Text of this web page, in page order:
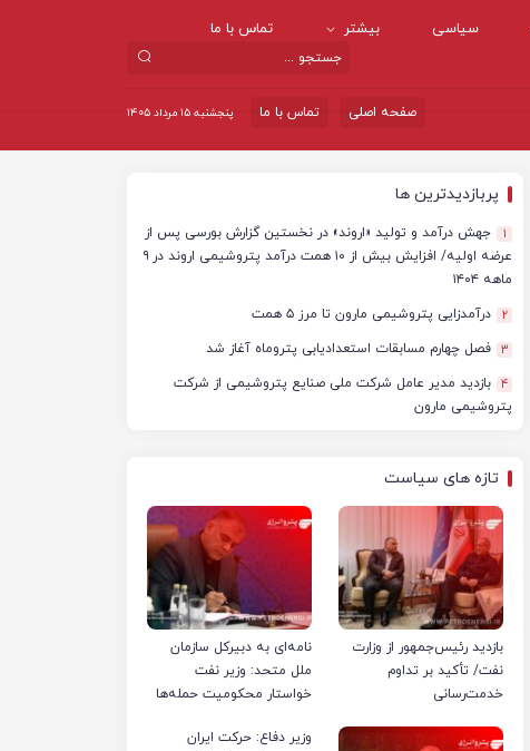
سیاسی بیشتر تماس با ما
پنجشنبه ۱۵ مرداد ۱۴۰۵ تماس با ما
صفحه اصلی
پربازدیدترین ها
1
جهش درآمد و تولید «اروند» در نخستین گزارش بورسی پس از
عرضه اولیه/ افزایش بیش از ۱۰ همت درآمد پتروشیمی اروند در ۹
ماهه ۱۴۰۴
2 درآمدزایی پتروشیمی مارون تا مرز ۵ همت
3 فصل چهارم مسابقات استعدادیابی پتروماه آغاز شد
4 بازدید مدیر عامل شرکت ملی صنایع پتروشیمی از شرکت
پتروشیمی مارون
تازه های سیاست
بازدید رئیس‌جمهور از وزارت
نفت/ تأکید بر تداوم
خدمت‌رسانی
نامه‌ای به دبیرکل سازمان
ملل متحد: وزیر نفت
خواستار محکومیت حمله‌ها
ایران شد
وزیر دفاع: حرکت ایران